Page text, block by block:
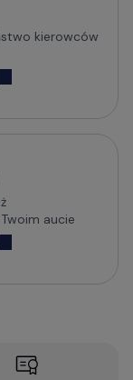
co zwrócić
kierowców
aucie